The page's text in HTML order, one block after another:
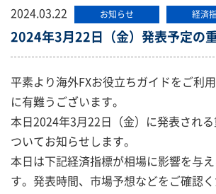
2024.03.22 お知らせ 経済
2024年3月22日（金）発表予定の
平素より海外FXお役立ちガイドをご利
に有難うございます。
本日2024年3月22日（金）に発表され
ついてお知らせします。
本日は下記経済指標が相場に影響を与
す。発表時間、市場予想などをご確認く